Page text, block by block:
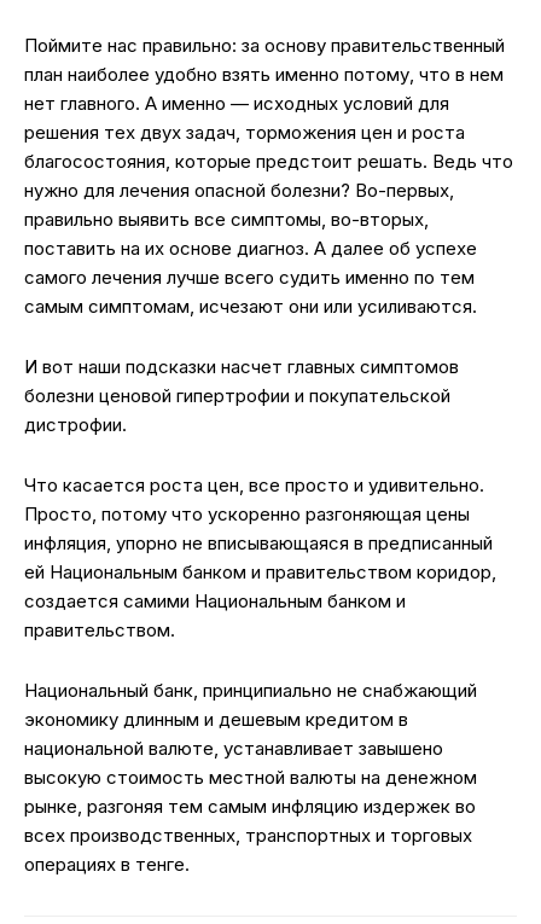
Поймите нас правильно: за основу правительственный
план наиболее удобно взять именно потому, что в нем
нет главного. А именно — исходных условий для
решения тех двух задач, торможения цен и роста
благосостояния, которые предстоит решать. Ведь что
нужно для лечения опасной болезни? Во-первых,
правильно выявить все симптомы, во-вторых,
поставить на их основе диагноз. А далее об успехе
самого лечения лучше всего судить именно по тем
самым симптомам, исчезают они или усиливаются.
И вот наши подсказки насчет главных симптомов
болезни ценовой гипертрофии и покупательской
дистрофии.
Что касается роста цен, все просто и удивительно.
Просто, потому что ускоренно разгоняющая цены
инфляция, упорно не вписывающаяся в предписанный
ей Национальным банком и правительством коридор,
создается самими Национальным банком и
правительством.
Национальный банк, принципиально не снабжающий
экономику длинным и дешевым кредитом в
национальной валюте, устанавливает завышено
высокую стоимость местной валюты на денежном
рынке, разгоняя тем самым инфляцию издержек во
всех производственных, транспортных и торговых
операциях в тенге.